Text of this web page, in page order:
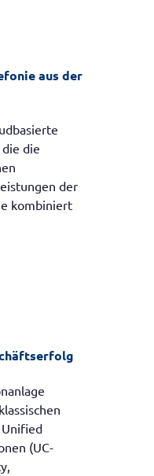
aus der
die
der
kombiniert
(UC-